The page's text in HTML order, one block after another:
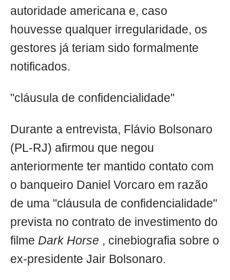
autoridade americana e, caso
houvesse qualquer irregularidade, os
gestores já teriam sido formalmente
notificados.
"cláusula de confidencialidade"
Durante a entrevista, Flávio Bolsonaro
(PL-RJ) afirmou que negou
anteriormente ter mantido contato com
o banqueiro Daniel Vorcaro em razão
de uma "cláusula de confidencialidade"
prevista no contrato de investimento do
filme Dark Horse , cinebiografia sobre o
ex-presidente Jair Bolsonaro.